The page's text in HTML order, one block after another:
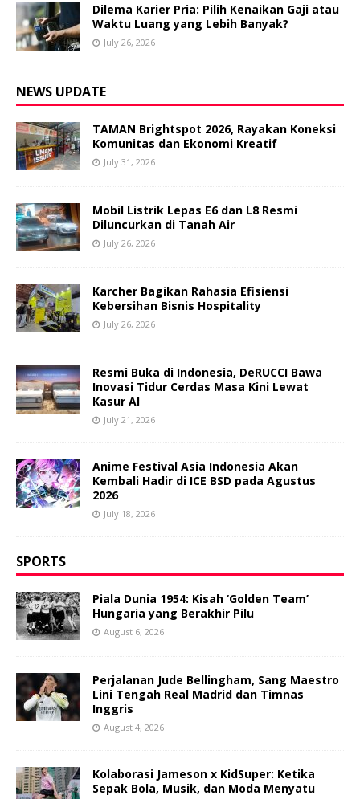
Dilema Karier Pria: Pilih Kenaikan Gaji atau
Waktu Luang yang Lebih Banyak?
July 26, 2026
NEWS UPDATE
TAMAN Brightspot 2026, Rayakan Koneksi
Komunitas dan Ekonomi Kreatif
July 31, 2026
Mobil Listrik Lepas E6 dan L8 Resmi
Diluncurkan di Tanah Air
July 26, 2026
Karcher Bagikan Rahasia Efisiensi
Kebersihan Bisnis Hospitality
July 26, 2026
Resmi Buka di Indonesia, DeRUCCI Bawa
Inovasi Tidur Cerdas Masa Kini Lewat
Kasur AI
July 21, 2026
Anime Festival Asia Indonesia Akan
Kembali Hadir di ICE BSD pada Agustus
2026
July 18, 2026
SPORTS
Piala Dunia 1954: Kisah ‘Golden Team’
Hungaria yang Berakhir Pilu
August 6, 2026
Perjalanan Jude Bellingham, Sang Maestro
Lini Tengah Real Madrid dan Timnas
Inggris
August 4, 2026
Kolaborasi Jameson x KidSuper: Ketika
Sepak Bola, Musik, dan Moda Menyatu